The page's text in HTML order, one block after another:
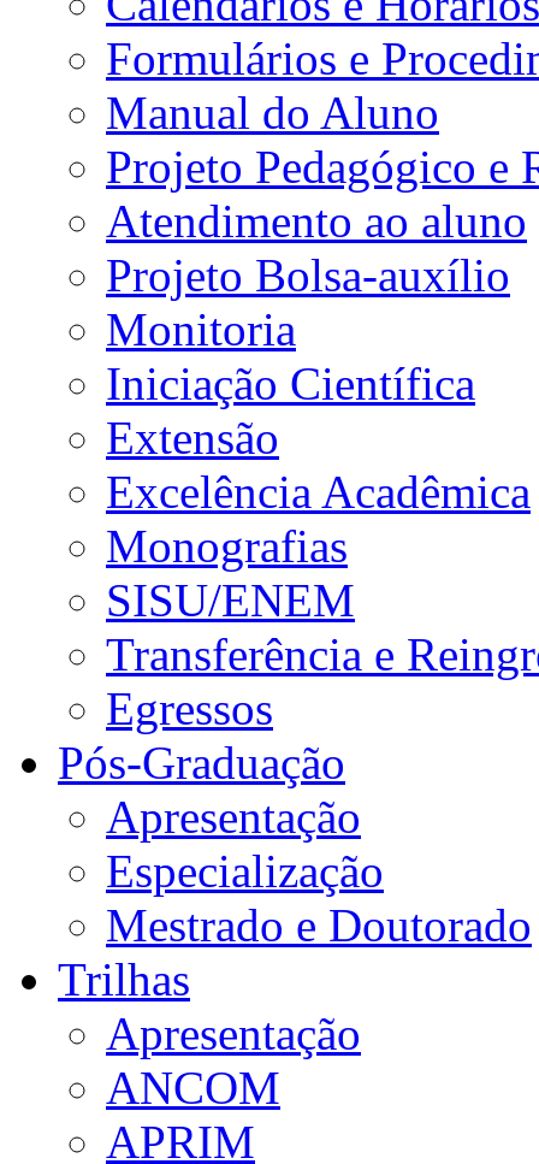
Formulários e
Manual do Aluno
Projeto Pedagógico e
Atendimento ao aluno
Projeto Bolsa-auxílio
Monitoria
Iniciação Científica
Extensão
Excelência Acadêmica
Monografias
SISU/ENEM
Transferência e
Egressos
Pós-Graduação
Apresentação
Especialização
Mestrado e Doutorado
Trilhas
Apresentação
ANCOM
APRIM